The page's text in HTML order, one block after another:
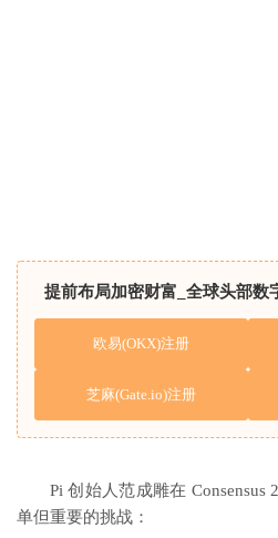
提前布局加密财富_全球头部数
欧易(OKX)注册
芝麻(Gate.io)注册
Pi 创始人范成雕在 Consensus
单但重要的挑战：